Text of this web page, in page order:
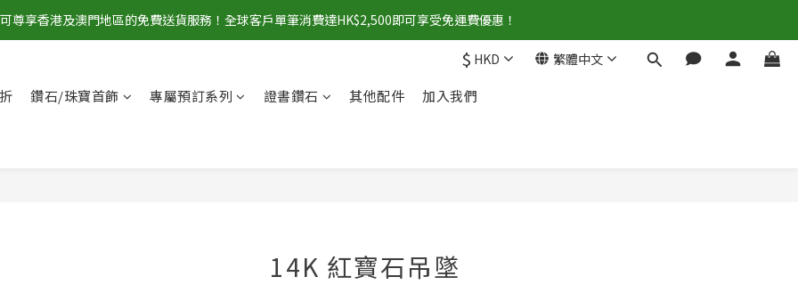
尊享香港及澳門地區的免費送貨服務！全球客戶單筆消費達HK$2,500即可享受免運費優惠！
$ HKD 繁體中文
鑽石/珠寶首飾 專屬預訂系列 證書鑽石 其他配件 加入我們
14K 紅寶石吊墜